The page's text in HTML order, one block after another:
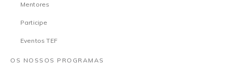
Mentores
Participe
Eventos TEF
OS NOSSOS PROGRAMAS